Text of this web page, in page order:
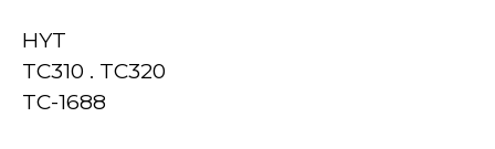
HYT
TC310 . TC320
TC-1688